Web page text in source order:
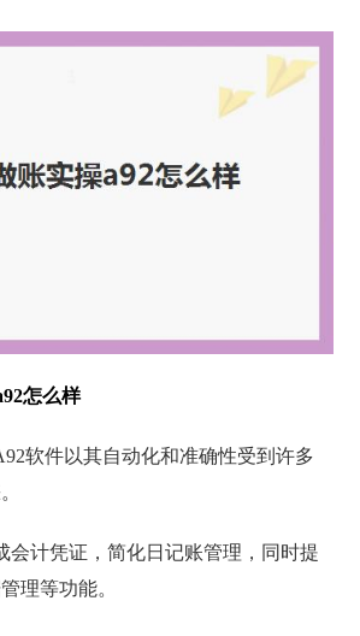
怎么样
软件以其自动化和准确性受到许多
会计凭证，简化日记账管理，同时提
理等功能。